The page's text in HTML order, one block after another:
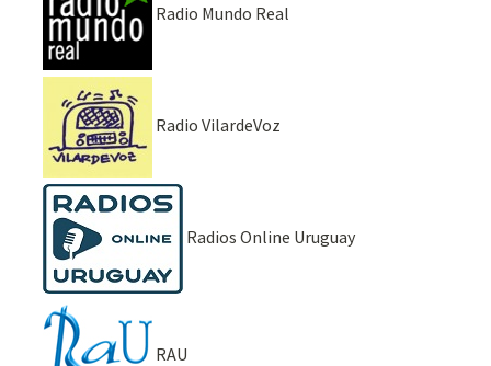
Radio Mundo Real
Radio VilardeVoz
Radios Online Uruguay
RAU